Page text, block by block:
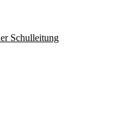
Schulleitung